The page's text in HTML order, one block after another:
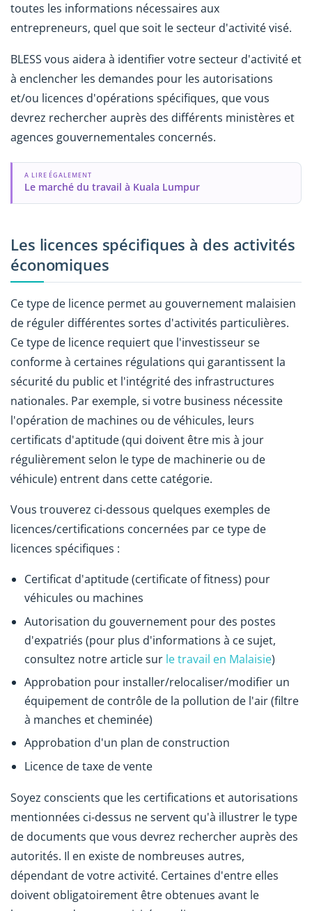
toutes les informations nécessaires aux
entrepreneurs, quel que soit le secteur d'activité visé.
BLESS vous aidera à identifier votre secteur d'activité et
à enclencher les demandes pour les autorisations
et/ou licences d'opérations spécifiques, que vous
devrez rechercher auprès des différents ministères et
agences gouvernementales concernés.
A LIRE ÉGALEMENT
Le marché du travail à Kuala Lumpur
Les licences spécifiques à des activités
économiques
Ce type de licence permet au gouvernement malaisien
de réguler différentes sortes d'activités particulières.
Ce type de licence requiert que l'investisseur se
conforme à certaines régulations qui garantissent la
sécurité du public et l'intégrité des infrastructures
nationales. Par exemple, si votre business nécessite
l'opération de machines ou de véhicules, leurs
certificats d'aptitude (qui doivent être mis à jour
régulièrement selon le type de machinerie ou de
véhicule) entrent dans cette catégorie.
Vous trouverez ci-dessous quelques exemples de
licences/certifications concernées par ce type de
licences spécifiques :
Certificat d'aptitude (certificate of fitness) pour
véhicules ou machines
Autorisation du gouvernement pour des postes
d'expatriés (pour plus d'informations à ce sujet,
consultez notre article sur le travail en Malaisie)
Approbation pour installer/relocaliser/modifier un
équipement de contrôle de la pollution de l'air (filtre
à manches et cheminée)
Approbation d'un plan de construction
Licence de taxe de vente
Soyez conscients que les certifications et autorisations
mentionnées ci-dessus ne servent qu'à illustrer le type
de documents que vous devrez rechercher auprès des
autorités. Il en existe de nombreuses autres,
dépendant de votre activité. Certaines d'entre elles
doivent obligatoirement être obtenues avant le